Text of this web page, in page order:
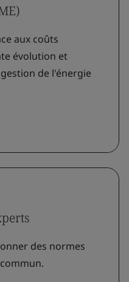
aux coûts
évolution et
de l'énergie
des normes